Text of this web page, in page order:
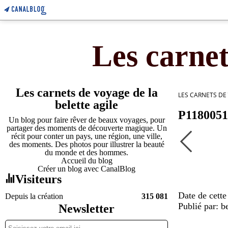
Les
Les carnets de voyage de la
belette agile
Un blog pour faire rêver de beaux voyages, pour
partager des moments de découverte magique. Un
récit pour conter un pays, une région, une ville,
des moments. Des photos pour illustrer la beauté
du monde et des hommes.
Accueil du blog
Créer un blog avec CanalBlog
Visiteurs
Depuis la création 315 081
Newsletter
LES CARNETS
P1180051
Date de
Publié par: